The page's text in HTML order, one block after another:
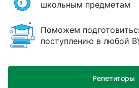
школьным предметам
Поможем
поступлению в любой
Репетиторы